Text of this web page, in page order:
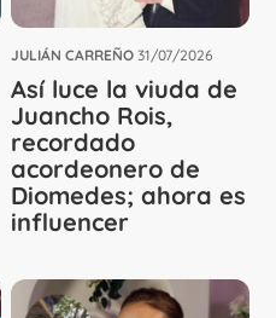
JULIÁN CARREÑO 31/07/2026
Así luce la viuda de
Juancho Rois,
recordado
acordeonero de
Diomedes; ahora es
influencer